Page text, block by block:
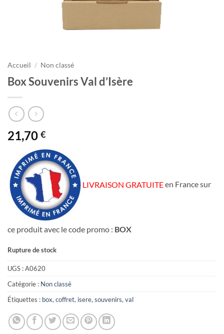
Accueil / Non classé
Box Souvenirs Val d’Isère
21,70 €
LIVRAISON GRATUITEen France sur
ce produit avec le code promo : BOX
Rupture de stock
UGS :A0620
Catégorie : Non classé
Étiquettes : box, coffret, isere, souvenirs, val